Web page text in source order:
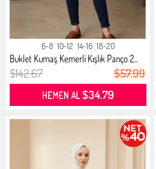
6-8 10-12 14-16 18-20
Buklet Kumaş Kemerli Kışlık Panço 2...
$142.67 $57.99
HEMEN AL$34.79